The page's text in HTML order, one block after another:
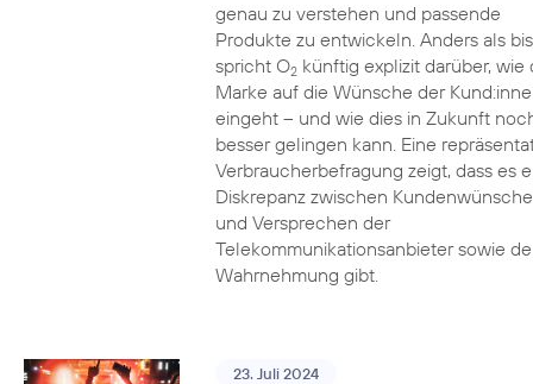
genau zu verstehen und passende
Produkte zu entwickeln. Anders als
spricht O2künftig explizit darüber, wie
Marke auf die Wünsche der
eingeht – und wie dies in Zukunft
besser gelingen kann. Eine
Verbraucherbefragung zeigt, dass es
Diskrepanz zwischen
und Versprechen der
Telekommunikationsanbieter sowie
Wahrnehmung gibt.
23. Juli 2024